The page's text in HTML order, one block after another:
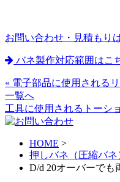
お問い合わせ・見積もり
バネ製作対応範囲はこ
« 電子部品に使用される
一覧へ
工具に使用されるトーシ
HOME >
押しバネ（圧縮バ
D/d 20オーバーでも